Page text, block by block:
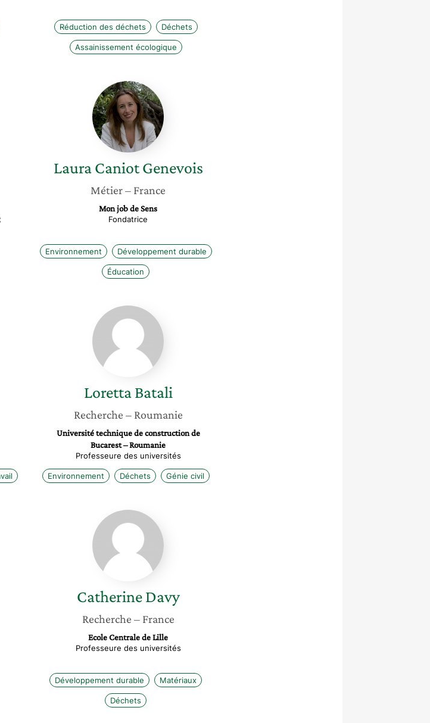
Réduction des déchets Déchets
Assainissement écologique
Laura
Caniot
Genevois
Laura Caniot Genevois
Métier– France
Mon job de Sens
Fondatrice
Environnement Développement durable
Éducation
Loretta
Batali
Loretta Batali
Recherche – Roumanie
Université technique de construction de
Bucarest – Roumanie
Professeure des universités
Environnement Déchets Génie civil
Catherine
Davy
Catherine Davy
Recherche – France
Ecole Centrale de Lille
Professeure des universités
Développement durable Matériaux
Déchets